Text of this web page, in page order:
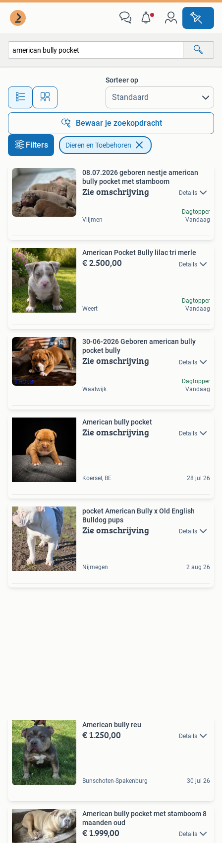
Alle afstanden…
Sorteer op
Bewaar je zoekopdracht
Filters Dieren en Toebehoren
08.07.2026 geboren nestje american
bully pocket met stamboom
Zie omschrijving Details
Vlijmen
Dagtopper
Vandaag
American Pocket Bully lilac tri merle
€ 2.500,00 Details
Weert
Dagtopper
Vandaag
30-06-2026 Geboren american bully
pocket bully
Zie omschrijving Details
Waalwijk
Dagtopper
Vandaag
American bully pocket
Zie omschrijving Details
Koersel, BE 28 jul 26
pocket American Bully x Old English
Bulldog pups
Zie omschrijving Details
Nijmegen 2 aug 26
American bully reu
€ 1.250,00 Details
Bunschoten-Spakenburg 30 jul 26
American bully pocket met stamboom 8
maanden oud
€ 1.999,00 Details